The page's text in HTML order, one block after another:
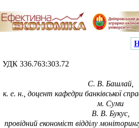
УДК 336.763:303.72
С. В. Башлай,
к. е. н., доцент кафедри банківської
м. Суми
В. В. Букус,
провідний економіст відділу